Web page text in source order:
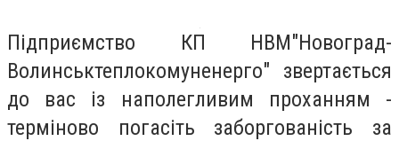
Підприємство КП НВМ"Новоград-
Волинськтеплокомуненерго" звертається
до вас із наполегливим проханням -
терміново погасіть заборгованість за